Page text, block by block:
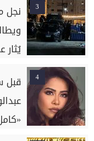
3
نجل
يُثار
4
قبل
«كامل